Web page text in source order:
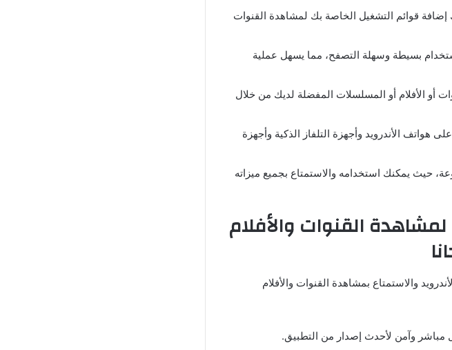
إضافة قوائم التشغيل الخاصة بك لمشاهدة القنوات
بسيطة وسهلة التصفح، مما يسهل عملية
أو الأفلام أو المسلسلات المفضلة لديك من خلال
هواتف الأندرويد وأجهزة التلفاز الذكية وأجهزة
حيث يمكنك استخدامه والاستمتاع بجميع ميزاته
كيفية تحميل تطبيق Eagle IPTV لمشاهدة القنوات والأفلام
والاستمتاع بمشاهدة القنوات والأفلام
مباشر وآمن لأحدث إصدار من التطبيق.